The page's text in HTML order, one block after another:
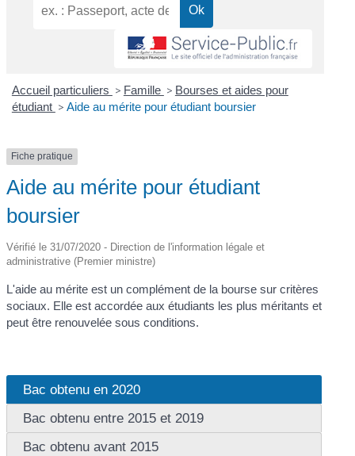
Accueil particuliers > Famille > Bourses et aides pour
étudiant > Aide au mérite pour étudiant boursier
Fiche pratique
Aide au mérite pour étudiant
boursier
Vérifié le 31/07/2020 - Direction de l'information légale et
administrative (Premier ministre)
L'aide au mérite est un complément de la bourse sur critères
sociaux. Elle est accordée aux étudiants les plus méritants et
peut être renouvelée sous conditions.
Bac obtenu en 2020
Bac obtenu entre 2015 et 2019
Bac obtenu avant 2015